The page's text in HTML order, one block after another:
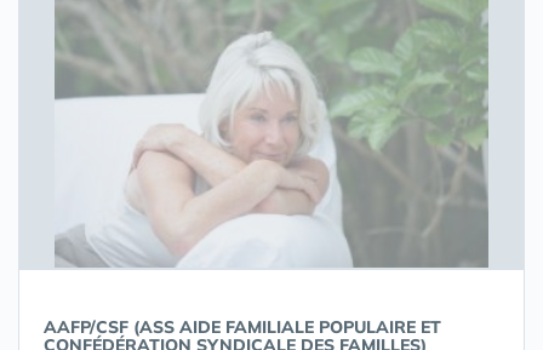
AAFP/CSF (ASS AIDE FAMILIALE POPULAIRE ET
CONFÉDÉRATION SYNDICALE DES FAMILLES)